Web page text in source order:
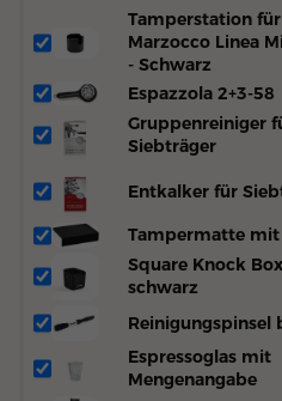
Tamperstation für
Marzocco Linea
- Schwarz
Espazzola 2+3-58
Gruppenreiniger
Siebträger
Entkalker für
Tampermatte mit
Square Knock Box
schwarz
Reinigungspinsel
Espressoglas mit
Mengenangabe